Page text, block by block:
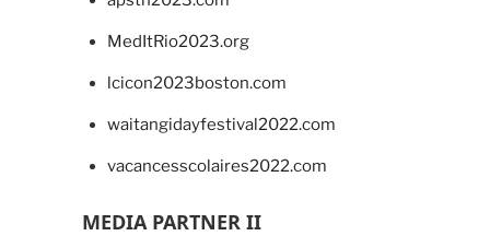
MedItRio2023.org
lcicon2023boston.com
waitangidayfestival2022.com
vacancesscolaires2022.com
MEDIA PARTNER II